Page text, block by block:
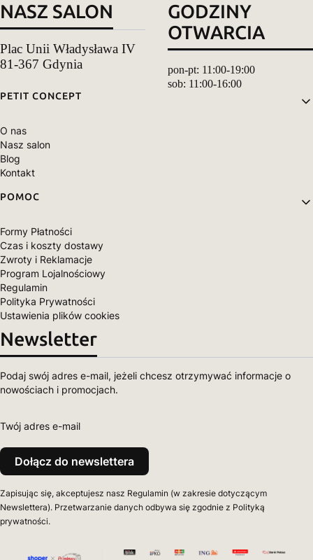
NASZ SALON
Plac Unii Władysława IV
81-367 Gdynia
GODZINY
OTWARCIA
pon-pt: 11:00-19:00
sob: 11:00-16:00
Linki w stopce
PETIT CONCEPT
O nas
Nasz salon
Blog
Kontakt
POMOC
Formy Płatności
Czas i koszty dostawy
Zwroty i Reklamacje
Program Lojalnościowy
Regulamin
Polityka Prywatności
Ustawienia plików cookies
Newsletter
Podaj swój adres e-mail, jeżeli chcesz otrzymywać informacje o
nowościach i promocjach.
Twój adres e-mail
Dołącz do newslettera
Zapisując się, akceptujesz nasz Regulamin (w zakresie dotyczącym
Newslettera). Przetwarzanie danych odbywa się zgodnie z Polityką
prywatności.